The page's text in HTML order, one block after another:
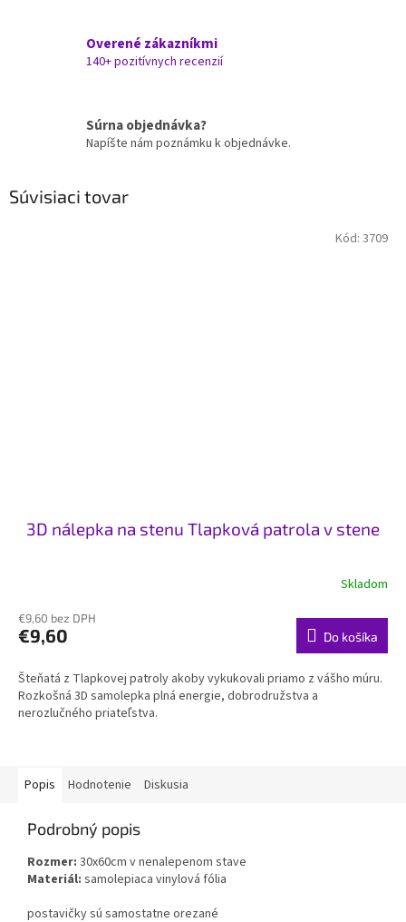
Overené zákazníkmi
140+ pozitívnych recenzií
Súrna objednávka?
Napíšte nám poznámku k objednávke.
Súvisiaci tovar
3D nálepka na stenu Tlapková patrola v stene
Skladom
€9,60 bez DPH
€9,60 Do košíka
Šteňatá z Tlapkovej patroly akoby vykukovali priamo z vášho múru.
Rozkošná 3D samolepka plná energie, dobrodružstva a
nerozlučného priateľstva.
Kód: 3709
Popis Hodnotenie Diskusia
Podrobný popis
Rozmer: 30x60cm v nenalepenom stave
Materiál: samolepiaca vinylová fólia
postavičky sú samostatne orezané